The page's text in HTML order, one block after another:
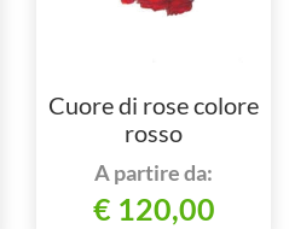
Cuore di rose colore
rosso
A partire da:
€ 120,00